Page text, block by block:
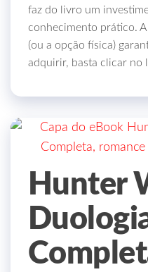
faz do livro um
conhecimento prático.
(ou a opção física)
adquirir, basta clicar no
Hunter